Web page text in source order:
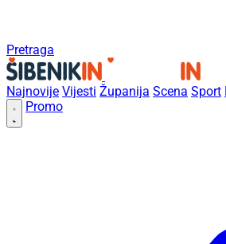
Pretraga
Najnovije Vijesti Županija Scena Sport
Promo